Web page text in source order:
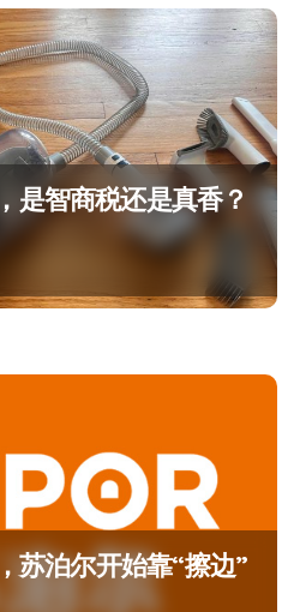
是智商税还是真香？
苏泊尔开始靠“擦边”